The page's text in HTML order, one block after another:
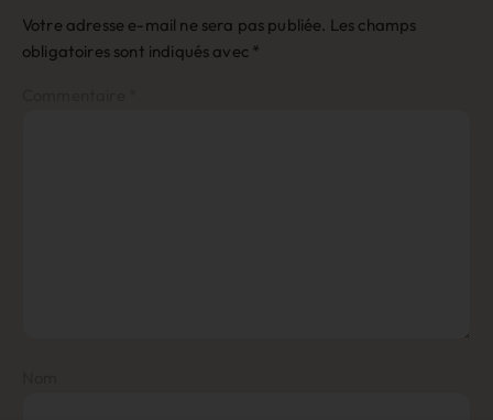
Votre adresse e-mail ne sera pas publiée. Les champs
obligatoires sont indiqués avec *